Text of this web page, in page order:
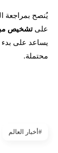
يُنصح بمراجعة
علىتشخيص
يساعد على
محتملة.
#أخبار العالم